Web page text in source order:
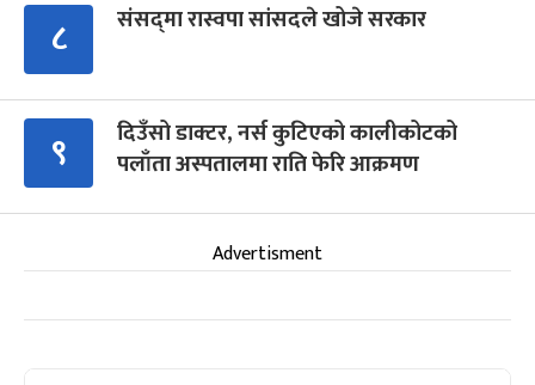
८ संसद्‍मा रास्वपा सांसदले खोजे सरकार
९
दिउँसो डाक्टर, नर्स कुटिएको कालीकोटको
पलाँता अस्पतालमा राति फेरि आक्रमण
Advertisment